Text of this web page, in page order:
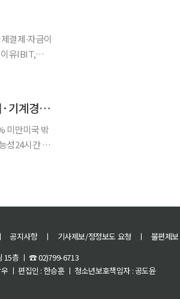
결제∙자금이
이유IBIT,
[타이거리서치] "2036년 블록체인 승부처는 결제·자산거래·기계경제 재편"
미만미국 밖
성24시간 자
ㅣ 공지사항 ㅣ 기사제보/정정보도 요청 ㅣ 불편제보
15층 ㅣ ☎ 02)799-6713
ㅣ 편집인 : 한승훈 ㅣ 청소년보호책임자 : 공도윤